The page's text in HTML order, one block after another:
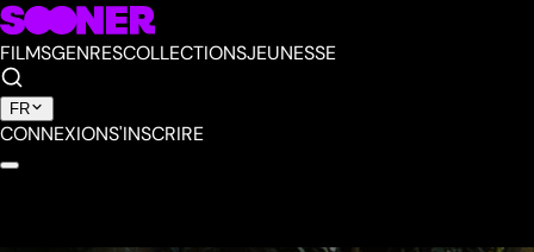
FILMSGENRESCOLLECTIONSJEUNESSE
FR
CONNEXIONS'INSCRIRE